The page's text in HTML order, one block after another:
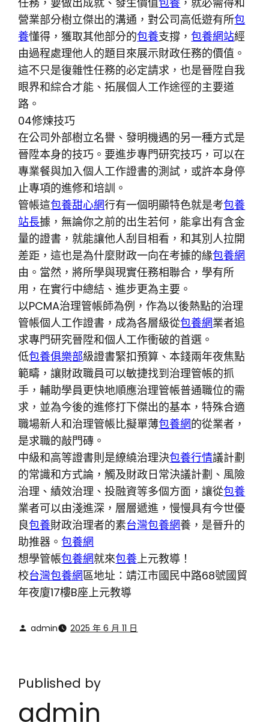
營業部分樹立傑出的溝通，對公司高低遊有所包
養懂得，獲取其他部分的包養支撐，包養網站經
由過程處理他人的題目來展示財政任務的價值。
這不只是復雜性任務的必定請求，也是晉陞自我
眼界和綜合才能、拓展個人工作途徑的主要道
路。
04修煉技巧
在公司外部樹立名譽、發明機遇的另一種方式是
晉陞本身的技巧。要進步專門研究技巧，可以在
專業餐與加入個人工作證書的測試，或許本身停
止專項的進修和培訓。
管帳這包養甜心網行有一個明顯特色就是考包養
站長據，無論你之前的出生若何，能拿出有含金
量的證書，就能讓他人刮目相看，和其別人拉開
差距，這也是為什麼財政一向在考據的緣包養網
由。當然，將所學與現實任務相聯合，學有所
用，在實行中總結、進步更為主要。
以PCMA治理管帳師為例，作為以後熱點的治理
管帳個人工作證書，成為各層級從包養網業者追
求專門研究晉陞和個人工作衝破的首選。
低包養俱樂部級證書緊扣預算、本錢兩年夜焦點
範疇，讓財政職員可以敏捷找到治理管帳的抓
手，輔助學員更快地順應治理管帳普通職位的需
求，並為今後的進修打下傑出的基本，特殊合適
職場新人和治理管帳比擬單薄包養網的從業者，
是求職的敲門磚。
中級和高等證書則是繚繞治理決包養行情議計劃
的常識和方式論，觸及財政日常決議計劃、風險
治理、績效治理、投融資等多個方面，讓從包養
業者可以由淺進深，層層遞進，慢慢具有今世優
良包養財政治理者的素台灣包養網養，是晉升的
助推器。包養網
想學管帳包養網就來包養上元教導！
校台灣包養網區地址：靖江市國民中路68號國貿
年夜廈17樓B座上元教導
admin 2025 年 6 月 11 日
Published by
admin